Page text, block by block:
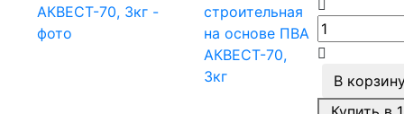
строительная
на основе ПВА
АКВЕСТ-70,
3кг
В